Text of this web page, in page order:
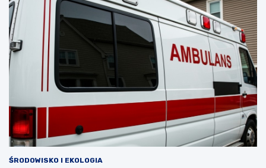
ŚRODOWISKO I EKOLOGIA